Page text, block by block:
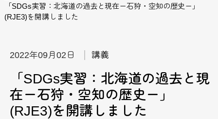
「SDGs実習：北海道の過去と現在ー石狩・空知の歴史ー」
(RJE3)を開講しました
2022年09月02日 講義
「SDGs実習：北海道の過去と現
在ー石狩・空知の歴史ー」
(RJE3)を開講しました